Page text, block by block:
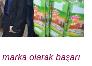
olarak başarı